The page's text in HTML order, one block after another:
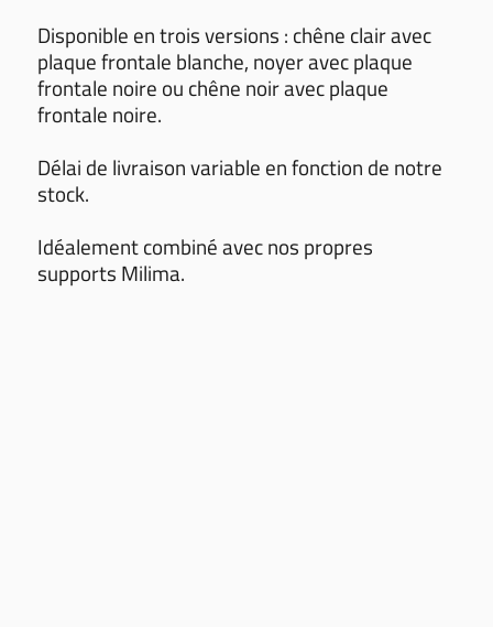
Disponible en trois versions : chêne clair avec
plaque frontale blanche, noyer avec plaque
frontale noire ou chêne noir avec plaque
frontale noire.
Délai de livraison variable en fonction de notre
stock.
Idéalement combiné avec nos propres
supports Milima.